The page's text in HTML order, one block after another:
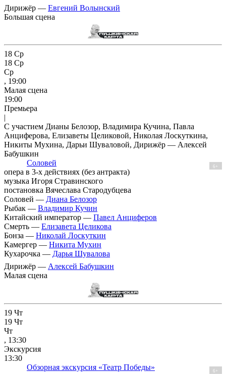
Дирижёр — Евгений Волынский
Большая сцена
18 Ср
18 Ср
Ср
, 19:00
Малая сцена
19:00
Премьера
|
С участием Дианы Белозор, Владимира Кучина, Павла
Анциферова, Елизаветы Целиковой, Николая Лоскуткина,
Никиты Мухина, Дарьи Шуваловой, Дирижёр — Алексей
Бабушкин
Соловей
6+
опера в 3-х действиях (без антракта)
музыка Игоря Стравинского
постановка Вячеслава Стародубцева
Соловей — Диана Белозор
Рыбак — Владимир Кучин
Китайский император — Павел Анциферов
Смерть — Елизавета Целикова
Бонза — Николай Лоскуткин
Камергер — Никита Мухин
Кухарочка — Дарья Шувалова
Дирижёр — Алексей Бабушкин
Малая сцена
19 Чт
19 Чт
Чт
, 13:30
Экскурсия
13:30
Обзорная экскурсия «Театр Победы»
6+